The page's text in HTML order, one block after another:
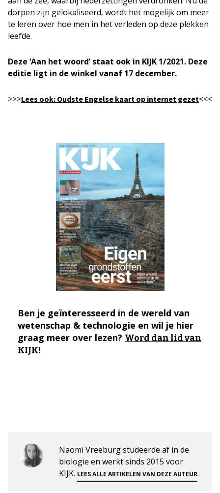
dorpen zijn gelokaliseerd, wordt het mogelijk om meer
te leren over hoe men in het verleden op deze plekken
leefde.
Deze ‘Aan het woord’ staat ook in KIJK 1/2021. Deze
editie ligt in de winkel vanaf 17 december.
>>>Lees ook: Oudste Engelse kaart op internet gezet<<<
Ben je geïnteresseerd in de wereld van
wetenschap & technologie en wil je hier
graag meer over lezen? Word dan lid van
KIJK!
Naomi Vreeburg studeerde af in de
biologie en werkt sinds 2015 voor
KIJK. LEES ALLE ARTIKELEN VAN DEZE AUTEUR.